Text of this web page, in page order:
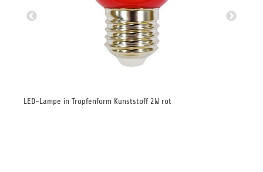
LED-Lampe in Tropfenform Kunststoff 2W rot